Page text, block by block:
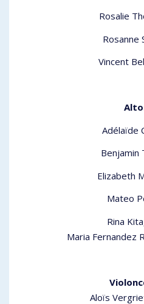
Rosalie
Rosanne
Vincent
Adélaïde
Benjamin
Elizabeth
Mateo
Rina
Maria Fernandez
Aloïs